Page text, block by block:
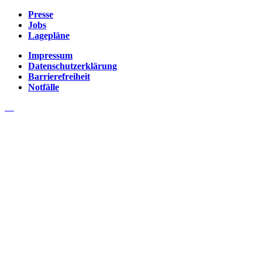
Presse
Jobs
Lagepläne
Impressum
Datenschutzerklärung
Barrierefreiheit
Notfälle